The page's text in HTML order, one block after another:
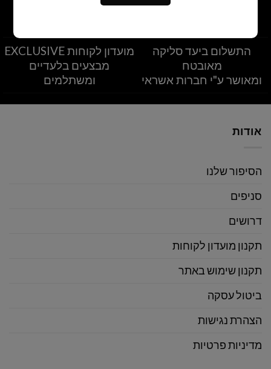
התשלום ביעד סליקה
מאובטח
ומאושר ע"י חברות אשראי
מועדון לקוחות EXCLUSIVE
מבצעים בלעדיים
ומשתלמים
אודות
הסיפור שלנו
סניפים
דרושים
תקנון מועדון לקוחות
תקנון שימוש באתר
ביטול עסקה
הצהרת נגישות
מדיניות פרטיות